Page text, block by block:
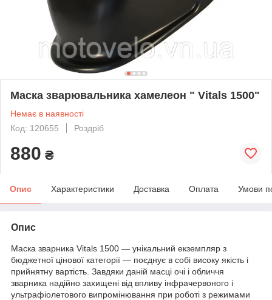
Маска зварювальника хамелеон " Vitals 1500"
Немає в наявності
Код: 120655
Роздріб
880 ₴
Опис Характеристики Доставка Оплата Умови
Опис
Маска зварника Vitals 1500 — унікальний екземпляр з
бюджетної цінової категорії — поєднує в собі високу якість і
прийнятну вартість. Завдяки даній масці очі і обличчя
зварника надійно захищені від впливу інфрачервоного і
ультрафіолетового випромінювання при роботі з режимами